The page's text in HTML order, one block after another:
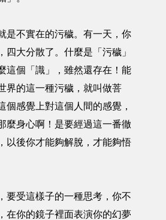
不實在的污穢。有一天，你
四大分散了。什麼是「污穢」
這個「識」，雖然還存在！能
界的這一種污穢，就叫做菩
個感覺上對這個人間的感覺，
麼身心啊！是要經過這一番徹
以後你才能夠解脫，才能夠悟
受這樣子的一種思考，你不
在你的鏡子裡面表演你的幻夢